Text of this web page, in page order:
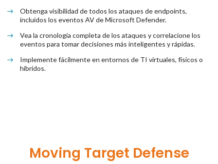
Obtenga visibilidad de todos los ataques de endpoints,
incluidos los eventos AV de Microsoft Defender.
Vea la cronología completa de los ataques y correlacione los
eventos para tomar decisiones más inteligentes y rápidas.
Implemente fácilmente en entornos de TI virtuales, físicos o
híbridos.
Moving Target Defense